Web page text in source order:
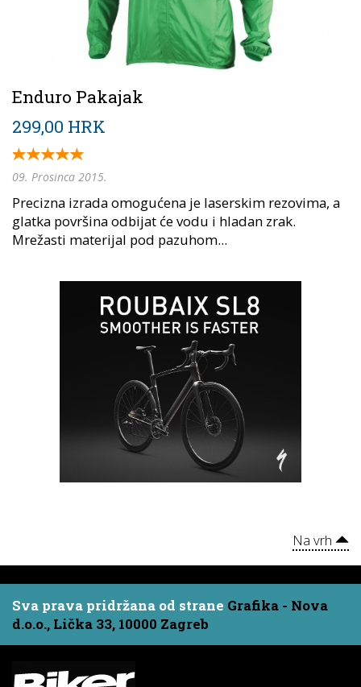
Enduro Pakajak
299,00 HRK
09. Prosinca 2015.
Precizna izrada omogućena je laserskim rezovima, a
glatka površina odbijat će vodu i hladan zrak.
Mrežasti materijal pod pazuhom...
Na vrh
Sva prava pridržana od strane Grafika - Nova
d.o.o., Lička 33, 10000 Zagreb